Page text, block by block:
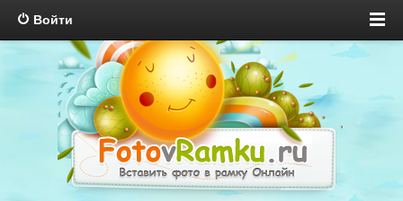
Войти